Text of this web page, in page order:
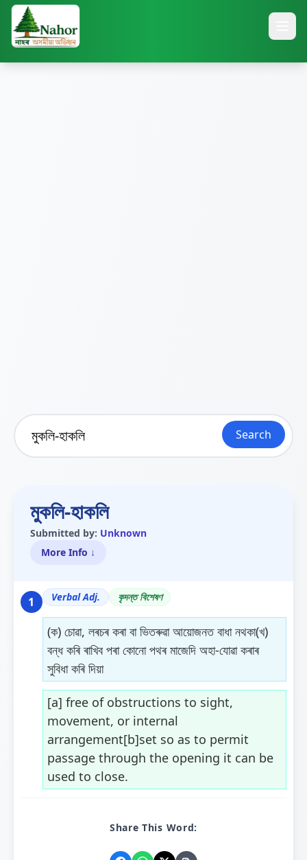
Search
মুকলি-হাকলি
Submitted by: Unknown
More Info ↓
1 Verbal Adj. কৃদন্ত বিশেষণ
(ক) চোৱা, লৰচৰ কৰা বা ভিতৰুৱা আয়োজনত বাধা নথকা(খ)
বন্ধ কৰি ৰাখিব পৰা কোনো পথৰ মাজেদি অহা-যোৱা কৰাৰ
সুবিধা কৰি দিয়া
[a] free of obstructions to sight,
movement, or internal
arrangement[b]set so as to permit
passage through the opening it can be
used to close.
Share This Word: